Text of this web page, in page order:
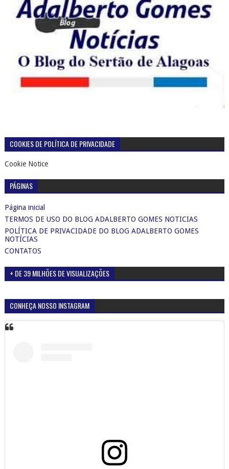
COOKIES DE POLÍTICA DE PRIVACIDADE
Cookie Notice
PÁGINAS
Página inicial
TERMOS DE USO DO BLOG ADALBERTO GOMES NOTICIAS
POLÍTICA DE PRIVACIDADE DO BLOG ADALBERTO GOMES
NOTÍCIAS
CONTATOS
+ DE 39 MILHÕES DE VISUALIZAÇÕES
CONHEÇA NOSSO INSTAGRAM